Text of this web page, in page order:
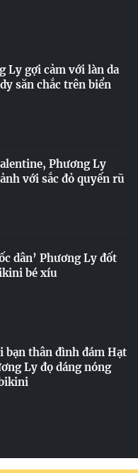
Ly gợi cảm với làn da
săn chắc trên biển
Phương Ly
với sắc đỏ quyến rũ
dân’ Phương Ly đốt
bé xíu
bạn thân đình đám Hạt
Ly đọ dáng nóng